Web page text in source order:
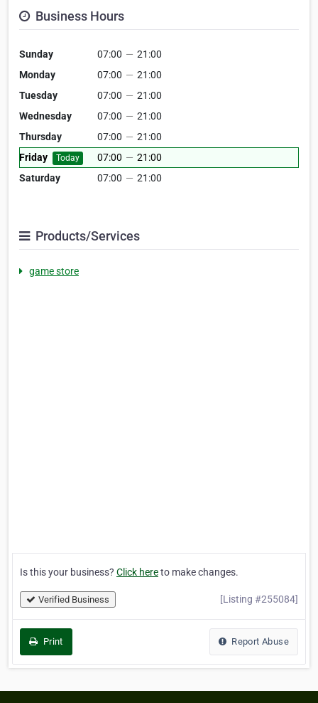
Business Hours
Sunday 07:00 — 21:00
Monday
07:00 — 21:00
Tuesday
07:00 — 21:00
Wednesday
07:00 — 21:00
Thursday
07:00 — 21:00
Friday
Today 07:00 — 21:00
Saturday
07:00 — 21:00
Products/Services
game store
Is this your business? Click hereto make changes.
Verified Business [Listing #255084]
Print Report Abuse